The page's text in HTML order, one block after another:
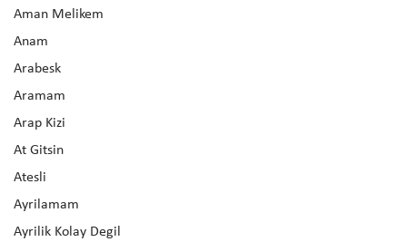
Aman Melikem
Anam
Arabesk
Aramam
Arap Kizi
At Gitsin
Atesli
Ayrilamam
Ayrilik Kolay Degil